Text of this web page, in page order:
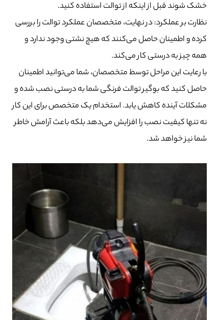
خشک شوند قبل از اینکه از توالت استفاده کنید.
نظارت بر عملکرد: در نهایت، متخصصان عملکرد توالت را بررسی
کرده و اطمینان حاصل می‌کنند که هیچ نشتی وجود ندارد و
همه چیز به درستی کار می‌کند.
با رعایت این مراحل توسط متخصصان، شما می‌توانید اطمینان
حاصل کنید که بوگیر توالت فرنگی شما به درستی نصب شده و
مشکلات آینده کاهش یابد. استخدام یک متخصص برای این کار
نه تنها کیفیت نصب را افزایش می‌دهد بلکه باعث آرامش خاطر
شما نیز خواهد شد.